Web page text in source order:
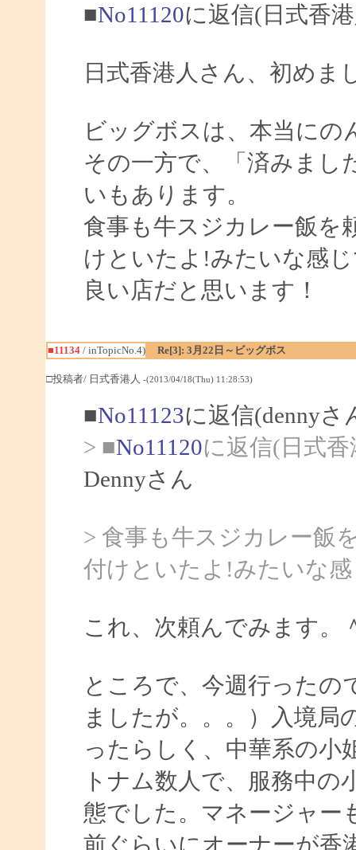
■No11120に返信(日式香
日式香港人さん、初めま
ビッグボスは、本当に
その一方で、「済みまし
いもあります。
食事も牛スジカレー飯を
けといたよ!みたいな感
良い店だと思います！
■11134/ inTopicNo.4) Re[3]: 3月22日～ビッグボス
□投稿者/ 日式香港人 -(2013/04/18(Thu) 11:28:53)
■No11123に返信(dennyさ
> ■No11120に返信(日式
Dennyさん
> 食事も牛スジカレー飯
付けといたよ!みたいな
これ、次頼んでみます。
ところで、今週行ったの
ましたが。。。）入境局
ったらしく、中華系の小
トナム数人で、服務中の
態でした。マネージャー
前ぐらいにオーナーが香